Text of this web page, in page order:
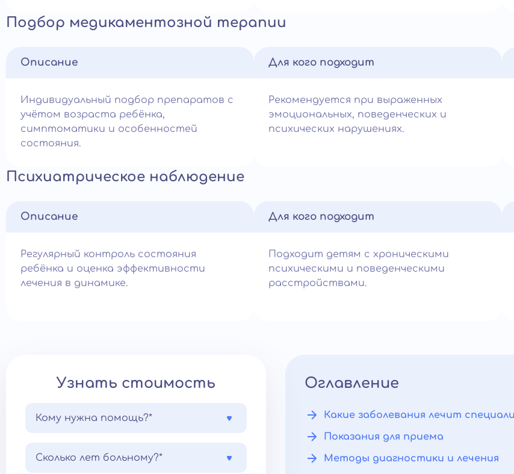
Подбор медикаментозной терапии
Описание
Индивидуальный подбор препаратов с
учётом возраста ребёнка,
симптоматики и особенностей
состояния.
Для кого подходит
Рекомендуется при выраженных
эмоциональных, поведенческих и
психических нарушениях.
Психиатрическое наблюдение
Описание
Регулярный контроль состояния
ребёнка и оценка эффективности
лечения в динамике.
Для кого подходит
Подходит детям с хроническими
психическими и поведенческими
расстройствами.
Узнать стоимость
Кому нужна помощь?*
Сколько лет больному?*
Оглавление
Какие заболевания лечит
Показания для приема
Методы диагностики и лечения